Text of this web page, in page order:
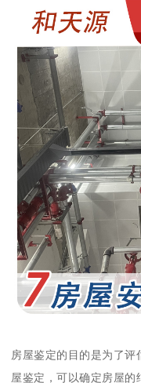
房屋鉴定的目的是为了
屋鉴定，可以确定房屋的